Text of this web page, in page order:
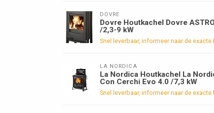
DOVRE
Dovre Houtkachel Dovre
/2,3-9 kW
Snel leverbaar, informeer naar de exacte
LA NORDICA
La Nordica Houtkachel La
Con Cerchi Evo 4.0 /7,3 kW
Snel leverbaar, informeer naar de exacte